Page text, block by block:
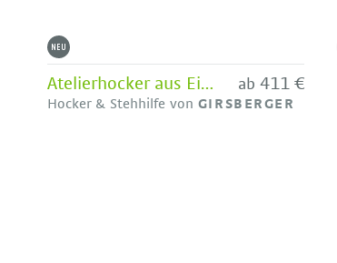
Atelierhocker aus Eiche Modell 111 / 112 von Girsberger
Hocker & Stehhilfe von GIRSBERGER
ab411 €